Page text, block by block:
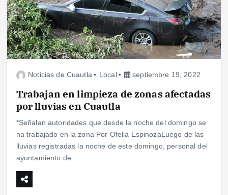
Noticias de Cuautla Local septiembre 19, 2022
Trabajan en limpieza de zonas afectadas
por lluvias en Cuautla
*Señalan autoridades que desde la noche del domingo se
ha trabajado en la zona Por Ofelia EspinozaLuego de las
lluvias registradas la noche de este domingo, personal del
ayuntamiento de…